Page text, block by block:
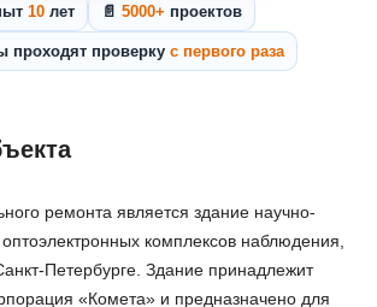
10 лет 📄 5000+ проектов
проходят проверку с первого раза
ремонта является здание научно-
комплексов наблюдения,
Петербурге. Здание принадлежит
«Комета» и предназначено для